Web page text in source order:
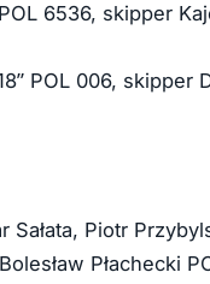
6536, skipper
POL 006, skipper
Sałata, Piotr
Płachecki